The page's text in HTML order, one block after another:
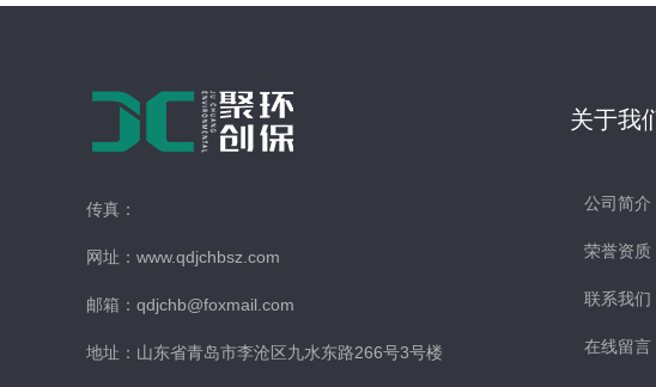
传真：
网址：www.qdjchbsz.com
邮箱：qdjchb@foxmail.com
地址：山东省青岛市李沧区九水东路266号3号楼
关于我
公司简介
荣誉资质
联系我们
在线留言